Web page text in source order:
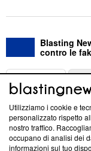
Blasting
contro le
ABOUT
Questa sezione
News, sui nostri
creare news di
Utilizziamo i cookie e
personalizzato rispetto
nostro traffico.
occupano di analisi dei
informazioni sul tuo